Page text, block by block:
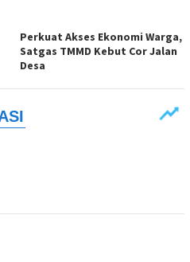
Perkuat Akses Ekonomi Warga,
Satgas TMMD Kebut Cor Jalan
Desa